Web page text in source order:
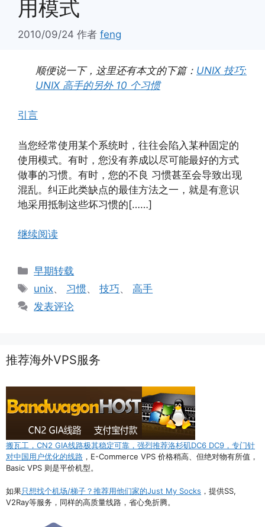
用模式
2010/09/24 作者 feng
顺便说一下，这里还有本文的下篇： UNIX 技巧:
UNIX 高手的另外 10 个习惯
引言
当您经常使用某个系统时，往往会陷入某种固定的
使用模式。有时，您没有养成以尽可能最好的方式
做事的习惯。有时，您的不良 习惯甚至会导致出现
混乱。纠正此类缺点的最佳方法之一，就是有意识
地采用抵制这些坏习惯的[……]
继续阅读
分
类
早期转载
标
签
unix、 习惯、技巧、高手
发表评论
推荐海外VPS服务
搬瓦工，CN2 GIA线路极其稳定可靠，强烈推荐洛杉矶DC6 DC9，专门针
对中国用户优化的线路 ，E-Commerce VPS 价格稍高、但绝对物有所值，
Basic VPS 则是平价机型。
如果只想找个机场/梯子？推荐用他们家的Just My Socks ，提供SS,
V2Ray等服务，同样的高质量线路，省心免折腾。